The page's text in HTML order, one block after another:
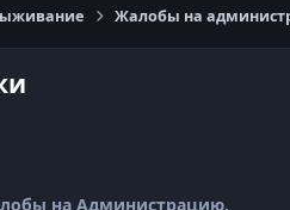
Жалобы на
на Администрацию.